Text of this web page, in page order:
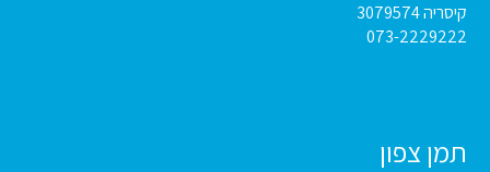
קיסריה 3079574
073-2229222
תמן צפון